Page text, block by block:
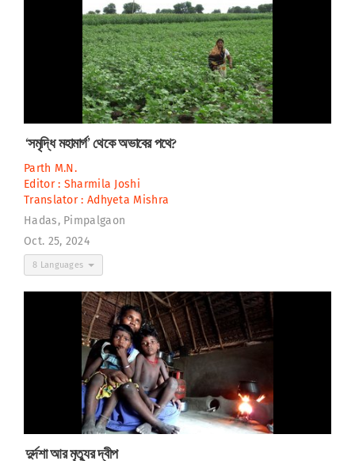
‘সমৃদ্ধি মহামার্গ’ থেকে অভাবের পথে?
Parth M.N.
Editor : Sharmila Joshi
Translator : Adhyeta Mishra
Hadas, Pimpalgaon
Oct. 25, 2024
8 Languages
দুর্দশা আর মৃত্যুর দ্বীপ